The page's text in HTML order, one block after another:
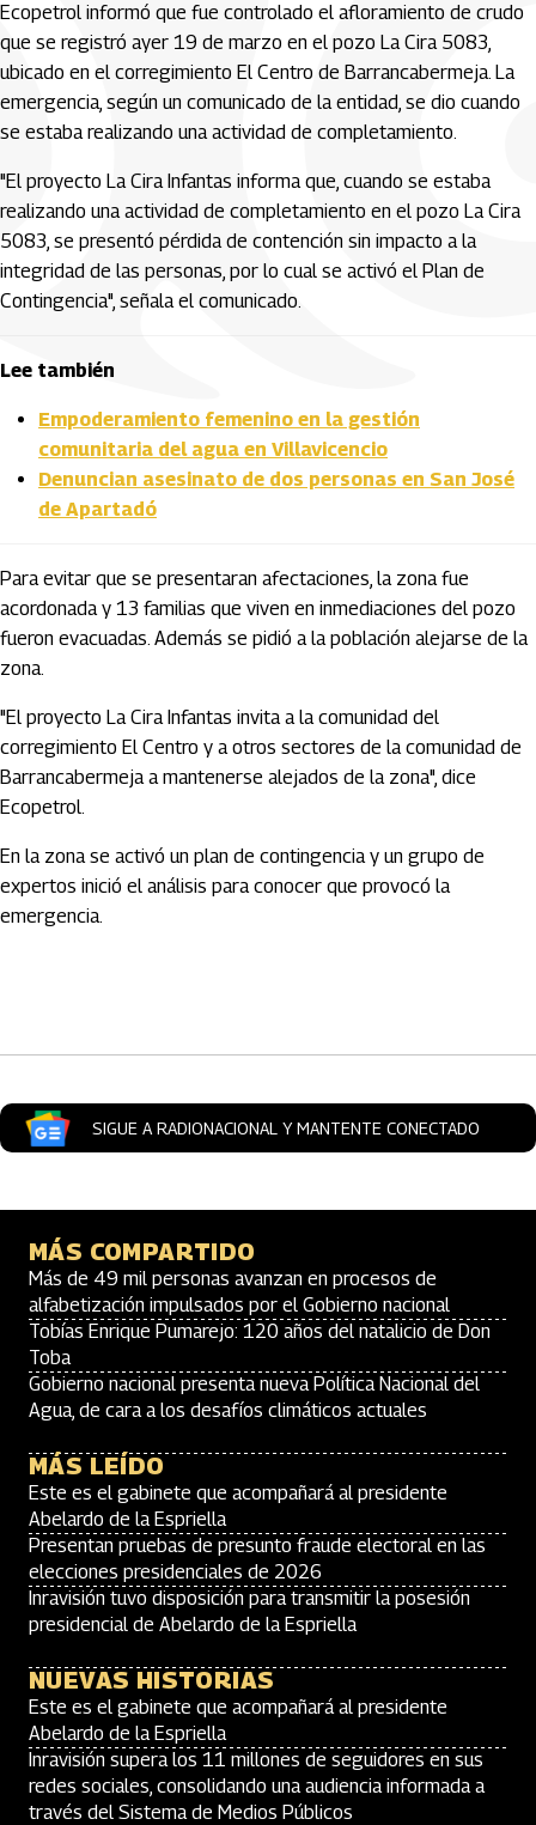
Ecopetrol informó que fue controlado el afloramiento de crudo
que se registró ayer 19 de marzo en el pozo La Cira 5083,
ubicado en el corregimiento El Centro de Barrancabermeja. La
emergencia, según un comunicado de la entidad, se dio cuando
se estaba realizando una actividad de completamiento.
"El proyecto La Cira Infantas informa que, cuando se estaba
realizando una actividad de completamiento en el pozo La Cira
5083, se presentó pérdida de contención sin impacto a la
integridad de las personas, por lo cual se activó el Plan de
Contingencia", señala el comunicado.
Lee también
Empoderamiento femenino en la gestión
comunitaria del agua en Villavicencio
Denuncian asesinato de dos personas en San José
de Apartadó
Para evitar que se presentaran afectaciones, la zona fue
acordonada y 13 familias que viven en inmediaciones del pozo
fueron evacuadas. Además se pidió a la población alejarse de la
zona.
"El proyecto La Cira Infantas invita a la comunidad del
corregimiento El Centro y a otros sectores de la comunidad de
Barrancabermeja a mantenerse alejados de la zona", dice
Ecopetrol.
En la zona se activó un plan de contingencia y un grupo de
expertos inició el análisis para conocer que provocó la
emergencia.
SIGUE A RADIONACIONAL Y MANTENTE CONECTADO
MÁS COMPARTIDO
Más de 49 mil personas avanzan en procesos de
alfabetización impulsados por el Gobierno nacional
Tobías Enrique Pumarejo: 120 años del natalicio de Don
Toba
Gobierno nacional presenta nueva Política Nacional del
Agua, de cara a los desafíos climáticos actuales
MÁS LEÍDO
Este es el gabinete que acompañará al presidente
Abelardo de la Espriella
Presentan pruebas de presunto fraude electoral en las
elecciones presidenciales de 2026
Inravisión tuvo disposición para transmitir la posesión
presidencial de Abelardo de la Espriella
NUEVAS HISTORIAS
Este es el gabinete que acompañará al presidente
Abelardo de la Espriella
Inravisión supera los 11 millones de seguidores en sus
redes sociales, consolidando una audiencia informada a
través del Sistema de Medios Públicos